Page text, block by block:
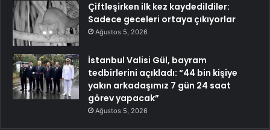
Çiftleşirken ilk kez kaydedildiler:
Sadece geceleri ortaya çıkıyorlar
Ağustos 5, 2026
İstanbul Valisi Gül, bayram
tedbirlerini açıkladı: “44 bin kişiye
yakın arkadaşımız 7 gün 24 saat
görev yapacak”
Ağustos 5, 2026